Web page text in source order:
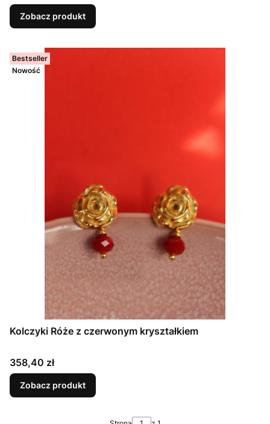
Zobacz produkt
Bestseller
Nowość
Kolczyki Róże z czerwonym kryształkiem
Cena
358,40 zł
Zobacz produkt